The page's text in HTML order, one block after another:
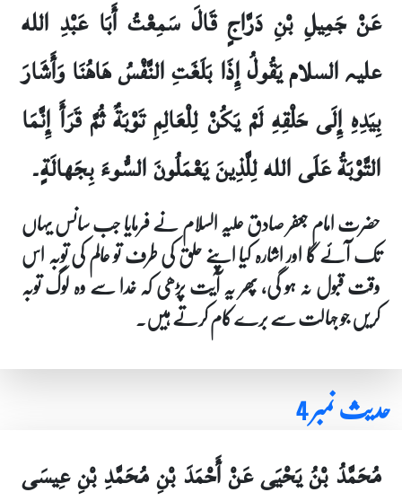
عَنْ جَمِيلِ بْنِ دَرَّاجٍ قَالَ سَمِعْتُ أَبَا عَبْدِ الله
علیہ السلام يَقُولُ إِذَا بَلَغَتِ النَّفْسُ هَاهُنَا وَأَشَارَ
بِيَدِهِ إِلَى حَلْقِهِ لَمْ يَكُنْ لِلْعَالِمِ تَوْبَةٌ ثُمَّ قَرَأَ إِنَّمَا
التَّوْبَةُ عَلَى الله لِلَّذِينَ يَعْمَلُونَ السُّوءَ بِجَهالَةٍ۔
حضرت امام جعفر صادق علیہ السلام نے فرمایا جب سانس یہاں
تک آئے گا اور اشارہ کیا اپنے حلق کی طرف تو عالم کی توبہ اس
وقت قبول نہ ہو گی، پھر یہ آیت پڑھی کہ خدا سے وہ لوگ توبہ
کریں جو جہالت سے برے کام کرتے ہیں۔
حدیث نمبر 4
مُحَمَّدُ بْنُ يَحْيَى عَنْ أَحْمَدَ بْنِ مُحَمَّدِ بْنِ عِيسَى